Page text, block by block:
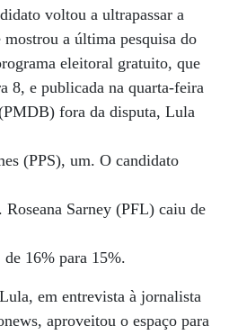
voltou a ultrapassar a
a última pesquisa do
eleitoral gratuito, que
8, e publicada na quarta-feira
fora da disputa, Lula
(PPS), um. O candidato
Roseana Sarney (PFL) caiu de
16% para 15%.
em entrevista à jornalista
aproveitou o espaço para